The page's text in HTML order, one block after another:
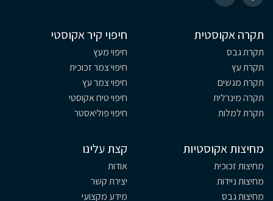
תקרה אקוסטית
תקרת גבס
תקרת עץ
תקרת מגשים
תקרה מינרלית
תקרת למלות
חיפוי קיר אקוסטי
חיפוי מעץ
חיפוי צמר זכוכית
חיפוי צמר עץ
חיפוי טיח אקוסטי
חיפוי פוליאסטר
מחיצות אקוסטיות
מחיצות זכוכית
מחיצות ניידות
מחיצות גבס
קצת עלינו
אודות
יצירת קשר
מידע מקצועי